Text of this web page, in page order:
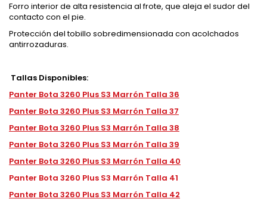
Forro interior de alta resistencia al frote, que aleja el sudor del
contacto con el pie.
Protección del tobillo sobredimensionada con acolchados
antirrozaduras.
Tallas Disponibles:
Panter Bota 3260 Plus S3 Marrón Talla 36
Panter Bota 3260 Plus S3 Marrón Talla 37
Panter Bota 3260 Plus S3 Marrón Talla 38
Panter Bota 3260 Plus S3 Marrón Talla 39
Panter Bota 3260 Plus S3 Marrón Talla 40
Panter Bota 3260 Plus S3 Marrón Talla 41
Panter Bota 3260 Plus S3 Marrón Talla 42